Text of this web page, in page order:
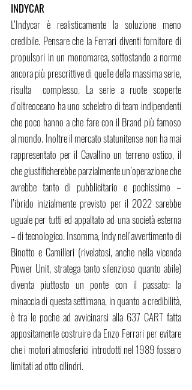
INDYCAR
L’Indycar è realisticamente la soluzione meno
credibile. Pensare che la Ferrari diventi fornitore di
propulsori in un monomarca, sottostando a norme
ancora più prescrittive di quelle della massima serie,
risulta  complesso. La serie a ruote scoperte
d’oltreoceano ha uno scheletro di team indipendenti
che poco hanno a che fare con il Brand più famoso
al mondo. Inoltre il mercato statunitense non ha mai
rappresentato per il Cavallino un terreno ostico, il
che giustificherebbe parzialmente un’operazione che
avrebbe tanto di pubblicitario e pochissimo –
l’ibrido inizialmente previsto per il 2022 sarebbe
uguale per tutti ed appaltato ad una società esterna
– di tecnologico. Insomma, Indy nell’avvertimento di
Binotto e Camilleri (rivelatosi, anche nella vicenda
Power Unit, stratega tanto silenzioso quanto abile)
diventa piuttosto un ponte con il passato: la
minaccia di questa settimana, in quanto a credibilità,
è tra le poche ad avvicinarsi alla 637 CART fatta
appositamente costruire da Enzo Ferrari per evitare
che i motori atmosferici introdotti nel 1989 fossero
limitati ad otto cilindri.